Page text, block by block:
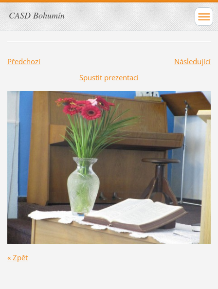
CASD Bohumín
Předchozí
Následující
Spustit prezentaci
« Zpět